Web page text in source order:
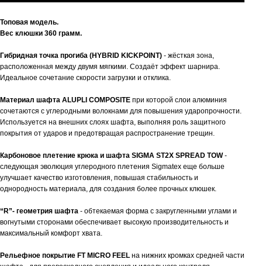
Топовая модель.
Вес клюшки 360 грамм.
Гибридная точка прогиба (HYBRID KICKPOINT) - жёсткая зона,
расположенная между двумя мягкими. Создаёт эффект шарнира.
Идеальное сочетание скорости загрузки и отклика.
Материал шафта ALUPLI COMPOSITE при которой слои алюминия
сочетаются с углеродными волокнами для повышения ударопрочности.
Используется на внешних слоях шафта, выполняя роль защитного
покрытия от ударов и предотвращая распространение трещин.
Карбоновое плетение крюка и шафта SI GMA ST2X SPREAD TOW-
следующая эволюция углеродного плетения Sigmatex еще больше
улучшает качество изготовления, повышая стабильность и
однородность материала, для создания более прочных клюшек.
“R”- геометрия шафта - обтекаемая форма с закругленными углами и
вогнутыми сторонами обеспечивает высокую производительность и
максимальный комфорт хвата.
Рельефное покрытие FT MICRO FEEL на нижних кромках средней части